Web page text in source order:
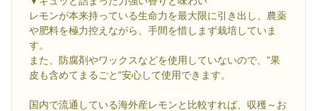
レモンが本来持っている生命力を最大限に引き出し、農薬
や肥料を極力控えながら、手間を惜しまず栽培していま
す。
また、防腐剤やワックスなどを使用していないので、"果
皮も含めてまるごと"安心して使用できます。
国内で流通している海外産レモンと比較すれば、収穫～お